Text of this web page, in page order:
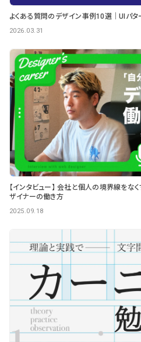
よくある質問のデザイン事例10選｜UIパ
2026.03.31
【インタビュー】 会社と個人の境界線をな
ザイナーの働き方
2025.09.18